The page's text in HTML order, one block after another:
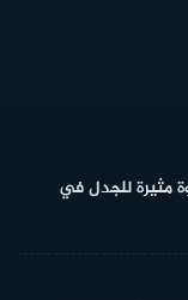
مثيرة للجدل في